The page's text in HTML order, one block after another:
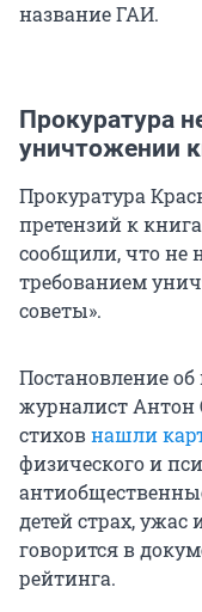
название ГАИ.
Прокуратура
уничтожении
Прокуратура
претензий к
сообщили, что не
требованием
советы».
Постановление
журналист Антон
стиховнашли
физического и
детей страх,
говорится в
рейтинга.